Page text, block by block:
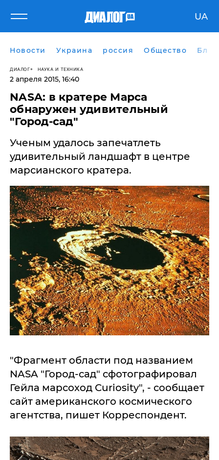
UA
Новости Украина россия Общество
ДИАЛОГ НАУКА И ТЕХНИКА
2 апреля 2015, 16:40
NASA: в кратере Марса
обнаружен удивительный
"Город-сад"
Ученым удалось запечатлеть
удивительный ландшафт в центре
марсианского кратера.
"Фрагмент области под названием
NASA "Город-сад" сфотографировал
Гейла марсоход Curiosity", - сообщает
сайт американского космического
агентства, пишет Корреспондент.